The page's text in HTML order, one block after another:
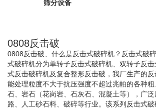
筛分设备
0808反击破
0808反击破、什么是反击式破碎机？反击式破
式破碎机分为单转子反击式破碎机、双转子反
式反击破碎机及复合整形反击破，我厂生产的
能处理粒度不大于抗压强度不超过兆帕的各种
石、岩石（花岗岩、石灰石、混凝土等），广
路、人工砂石料、破碎等行业。该系列反击式